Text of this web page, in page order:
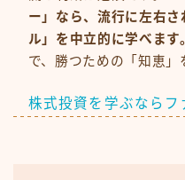
ー」なら、流行に左右
ル」を中立的に学べま
で、勝つための「知恵」
株式投資を学ぶなら